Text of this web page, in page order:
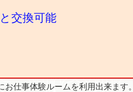
交換可能
仕事体験ルームを利用出来ます。